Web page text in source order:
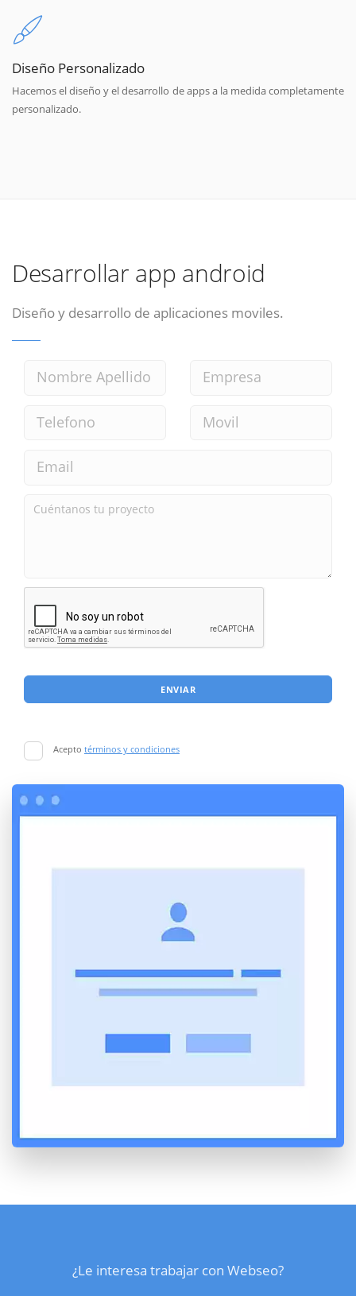
Diseño Personalizado
Hacemos el diseño y el desarrollo de apps a la medida completamente
personalizado.
Desarrollar app android
Diseño y desarrollo de aplicaciones moviles.
ENVIAR
Acepto términos y condiciones
¿Le interesa trabajar con Webseo?